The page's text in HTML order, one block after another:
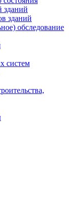
зданий
зданий
обследование
систем